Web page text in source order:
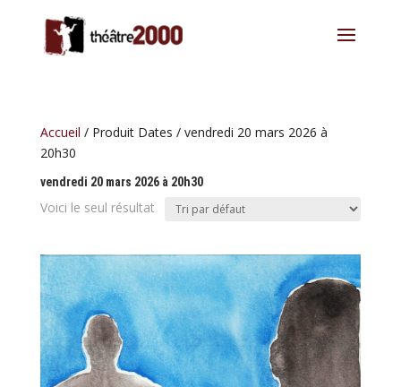
Accueil / Produit Dates / vendredi 20 mars 2026 à
20h30
vendredi 20 mars 2026 à 20h30
Voici le seul résultat